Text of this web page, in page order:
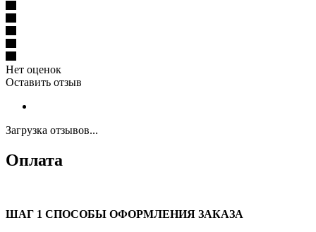
Нет оценок
Оставить отзыв
Загрузка отзывов...
Оплата
ШАГ 1 СПОСОБЫ ОФОРМЛЕНИЯ ЗАКАЗА